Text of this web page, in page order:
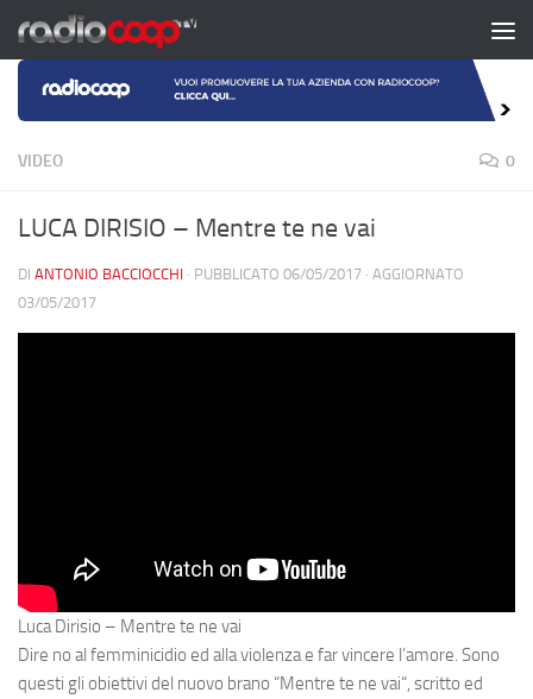
Salta al contenuto
VIDEO 0
LUCA DIRISIO – Mentre te ne vai
DI ANTONIO BACCIOCCHI · PUBBLICATO 06/05/2017 · AGGIORNATO
03/05/2017
Luca Dirisio – Mentre te ne vai
Dire no al femminicidio ed alla violenza e far vincere l’amore. Sono
questi gli obiettivi del nuovo brano “Mentre te ne vai“, scritto ed